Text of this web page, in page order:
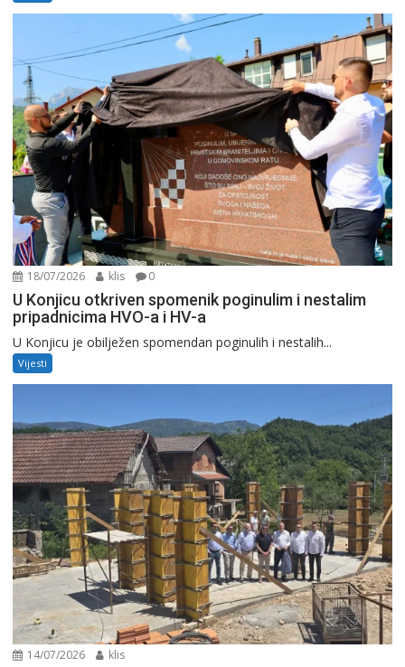
18/07/2026 klis 0
U Konjicu otkriven spomenik poginulim i nestalim
pripadnicima HVO-a i HV-a
U Konjicu je obilježen spomendan poginulih i nestalih...
Vijesti
14/07/2026 klis